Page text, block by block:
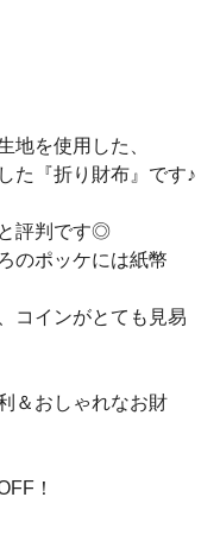
地を使用した、
た『折り財布』です♪
評判です◎
のポッケには紙幣
コインがとても見易
＆おしゃれなお財
！